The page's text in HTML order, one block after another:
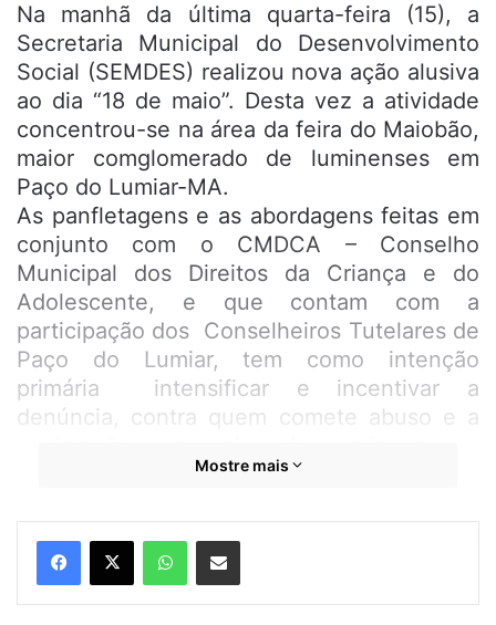
Na manhã da última quarta-feira (15), a
Secretaria Municipal do Desenvolvimento
Social (SEMDES) realizou nova ação alusiva
ao dia “18 de maio”. Desta vez a atividade
concentrou-se na área da feira do Maiobão,
maior comglomerado de luminenses em
Paço do Lumiar-MA.
As panfletagens e as abordagens feitas em
conjunto com o CMDCA – Conselho
Municipal dos Direitos da Criança e do
Adolescente, e que contam com a
participação dos Conselheiros Tutelares de
Paço do Lumiar, tem como intenção
primária intensificar e incentivar a
denúncia, contra quem comete abuso e a
adolescentes, ao mesmo tempo que
“A caminhada está sendo preparada para
sair as ruas do Maiobão, unindo neste
Mostre mais